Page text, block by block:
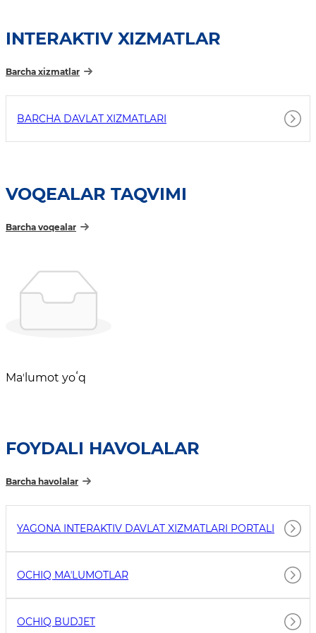
INTERAKTIV XIZMATLAR
Barcha xizmatlar
BARCHA DAVLAT XIZMATLARI
VOQEALAR TAQVIMI
Barcha voqealar
Maʼlumot yoʻq
FOYDALI HAVOLALAR
Barcha havolalar
YAGONA INTERAKTIV DAVLAT XIZMATLARI PORTALI
OCHIQ MAʼLUMOTLAR
OCHIQ BUDJET